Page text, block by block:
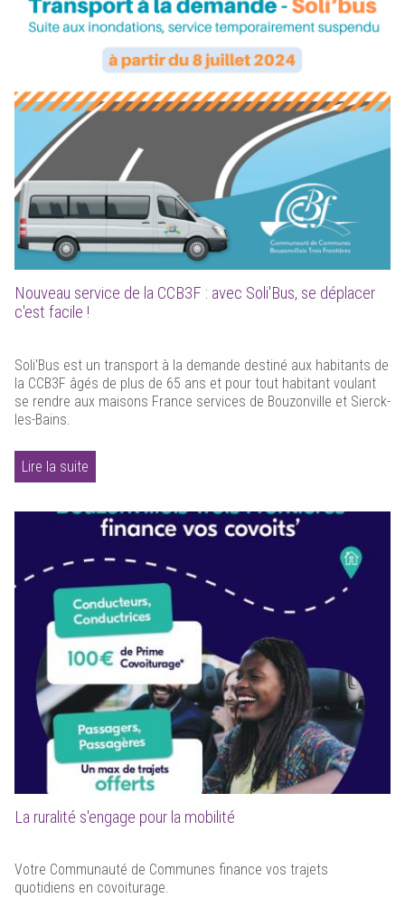
Nouveau service de la CCB3F : avec Soli'Bus, se déplacer
c'est facile !
Soli'Bus est un transport à la demande destiné aux habitants de
la CCB3F âgés de plus de 65 ans et pour tout habitant voulant
se rendre aux maisons France services de Bouzonville et Sierck-
les-Bains.
Lire la suite
La ruralité s'engage pour la mobilité
Votre Communauté de Communes finance vos trajets
quotidiens en covoiturage.